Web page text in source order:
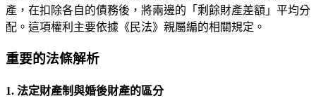
產，在扣除各自的債務後，將兩邊的「剩餘財產差額」平均分
配。這項權利主要依據《民法》親屬編的相關規定。
重要的法條解析
1. 法定財產制與婚後財產的區分